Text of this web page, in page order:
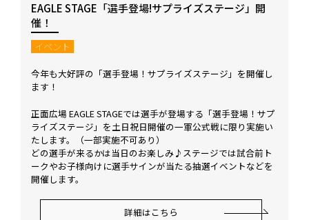
EAGLE STAGE「選手登場!サプライズステージ」開
催！
イベント
今年も大好評の「選手登場！サプライズステージ」を開催し
ます！
正面広場 EAGLE STAGEでは選手が登場する「選手登場！サプ
ライズステージ」を土日祝日開催の一軍公式戦に限り実施い
たします。（一部実施不可あり）
どの選手が来るかは当日のお楽しみ♪ステージでは試合前ト
ークやお子様向けに選手サインが当たる抽選イベントなどを
開催します。
詳細はこちら